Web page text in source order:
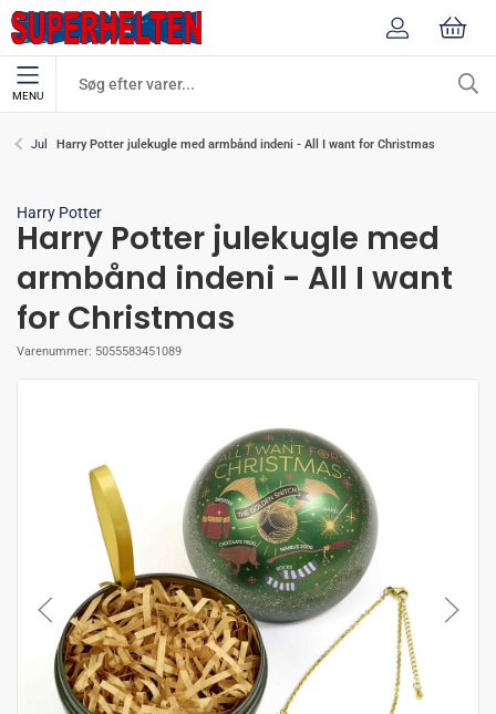
MENU
Jul Harry Potter julekugle med armbånd indeni - All I want for Christmas
Harry Potter
Harry Potter julekugle med
armbånd indeni - All I want
for Christmas
Varenummer: 5055583451089